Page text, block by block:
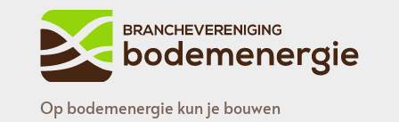
Op bodemenergie kun je bouwen